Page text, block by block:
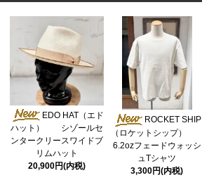
EDO HAT（エド
ハット） シゾールセ
ンタークリースワイドブ
リムハット
20,900円(内税)
ROCKET SHIP
（ロケットシップ）
6.2ozフェードウォッシ
ュTシャツ
3,300円(内税)